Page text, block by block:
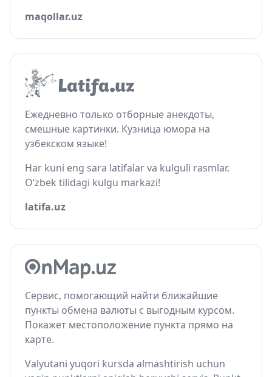
maqollar.uz
Ежедневно только отборные анекдоты,
смешные картинки. Кузница юмора на
узбекском языке!
Har kuni eng sara latifalar va kulguli rasmlar.
O‘zbek tilidagi kulgu markazi!
latifa.uz
Сервис, помогающий найти ближайшие
пункты обмена валюты с выгодным курсом.
Покажет местоположение пункта прямо на
карте.
Valyutani yuqori kursda almashtirish uchun